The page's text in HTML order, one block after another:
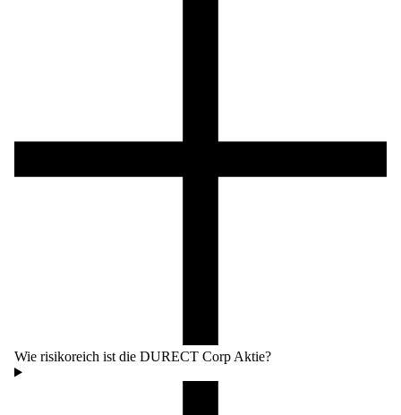
Wie risikoreich ist die DURECT Corp Aktie?